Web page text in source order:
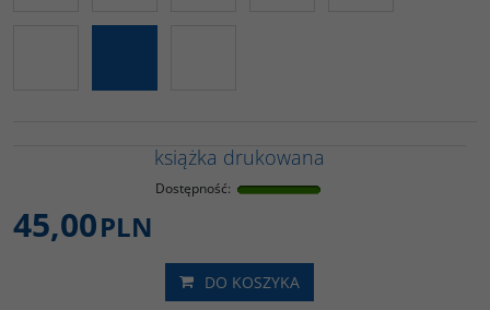
książka drukowana
Dostępność:
45,00PLN
DO KOSZYKA